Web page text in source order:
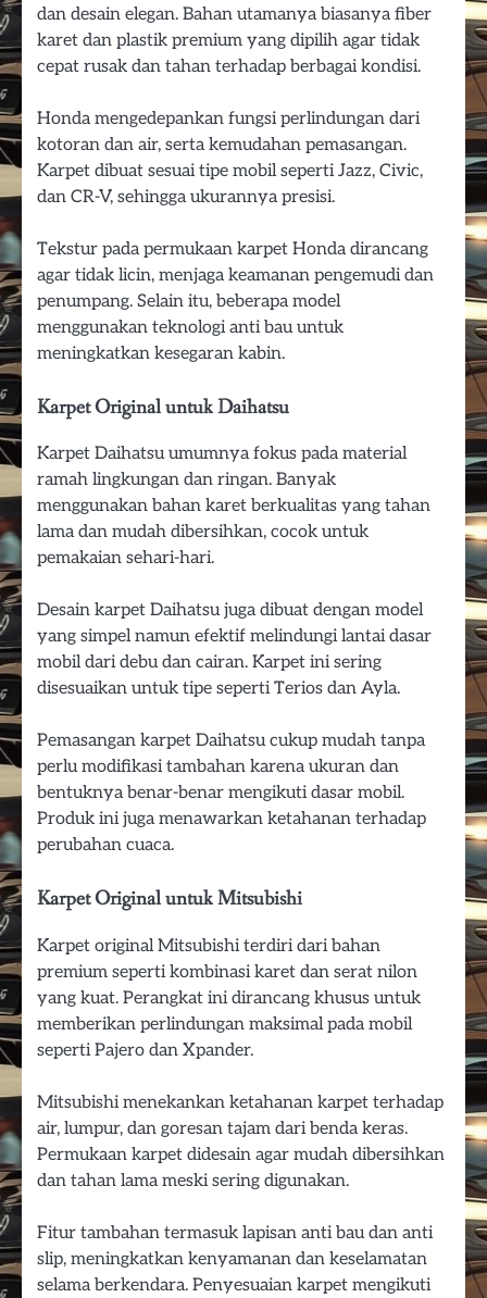
dan desain elegan. Bahan utamanya biasanya fiber
karet dan plastik premium yang dipilih agar tidak
cepat rusak dan tahan terhadap berbagai kondisi.
Honda mengedepankan fungsi perlindungan dari
kotoran dan air, serta kemudahan pemasangan.
Karpet dibuat sesuai tipe mobil seperti Jazz, Civic,
dan CR-V, sehingga ukurannya presisi.
Tekstur pada permukaan karpet Honda dirancang
agar tidak licin, menjaga keamanan pengemudi dan
penumpang. Selain itu, beberapa model
menggunakan teknologi anti bau untuk
meningkatkan kesegaran kabin.
Karpet Original untuk Daihatsu
Karpet Daihatsu umumnya fokus pada material
ramah lingkungan dan ringan. Banyak
menggunakan bahan karet berkualitas yang tahan
lama dan mudah dibersihkan, cocok untuk
pemakaian sehari-hari.
Desain karpet Daihatsu juga dibuat dengan model
yang simpel namun efektif melindungi lantai dasar
mobil dari debu dan cairan. Karpet ini sering
disesuaikan untuk tipe seperti Terios dan Ayla.
Pemasangan karpet Daihatsu cukup mudah tanpa
perlu modifikasi tambahan karena ukuran dan
bentuknya benar-benar mengikuti dasar mobil.
Produk ini juga menawarkan ketahanan terhadap
perubahan cuaca.
Karpet Original untuk Mitsubishi
Karpet original Mitsubishi terdiri dari bahan
premium seperti kombinasi karet dan serat nilon
yang kuat. Perangkat ini dirancang khusus untuk
memberikan perlindungan maksimal pada mobil
seperti Pajero dan Xpander.
Mitsubishi menekankan ketahanan karpet terhadap
air, lumpur, dan goresan tajam dari benda keras.
Permukaan karpet didesain agar mudah dibersihkan
dan tahan lama meski sering digunakan.
Fitur tambahan termasuk lapisan anti bau dan anti
slip, meningkatkan kenyamanan dan keselamatan
selama berkendara. Penyesuaian karpet mengikuti